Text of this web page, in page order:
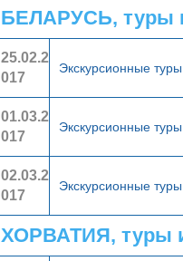
БЕЛАРУСЬ, туры
25.02.2
017
Экскурсионные
01.03.2
017
Экскурсионные
02.03.2
017
Экскурсионные
ХОРВАТИЯ, туры